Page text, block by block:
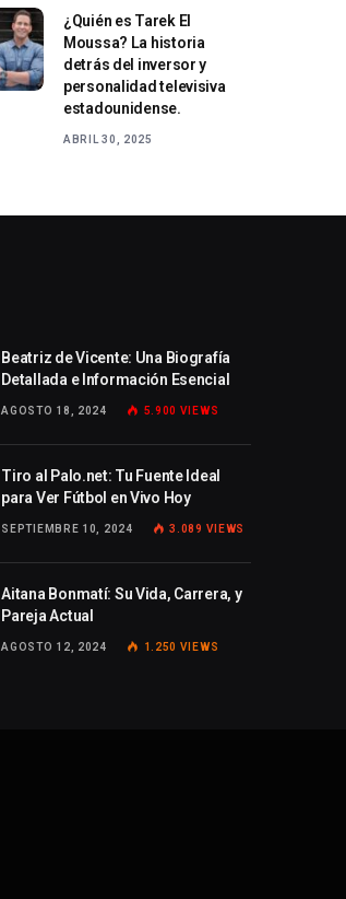
¿Quién es Tarek El
Moussa? La historia
detrás del inversor y
personalidad televisiva
estadounidense.
ABRIL 30, 2025
Beatriz de Vicente: Una Biografía
Detallada e Información Esencial
AGOSTO 18, 2024 5.900 VIEWS
Tiro al Palo.net: Tu Fuente Ideal
para Ver Fútbol en Vivo Hoy
SEPTIEMBRE 10, 2024 3.089 VIEWS
Aitana Bonmatí: Su Vida, Carrera, y
Pareja Actual
AGOSTO 12, 2024 1.250 VIEWS